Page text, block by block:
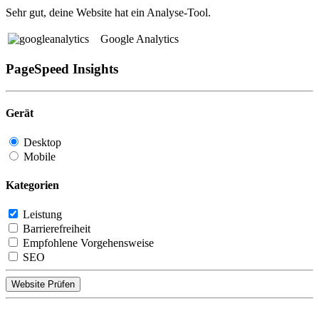
Sehr gut, deine Website hat ein Analyse-Tool.
Google Analytics
PageSpeed Insights
Gerät
Desktop
Mobile
Kategorien
Leistung
Barrierefreiheit
Empfohlene Vorgehensweise
SEO
Website Prüfen